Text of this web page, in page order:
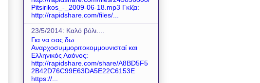
Pitsirikos_-_2009-06-18.mp3 Γκίζα:
http://rapidshare.com/files/...
23/5/2014: Καλό βόλι....
Για να σας δω...
Αναρχοσυμμοριτοκομμουνισταί και
Ελληνικός Λαόνος:
http://rapidshare.com/share/A8BD5F5
2B42D76C99E63DA5E22C6153E
https://...